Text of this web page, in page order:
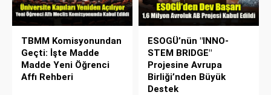
TBMM Komisyonundan
Geçti: İşte Madde
Madde Yeni Öğrenci
Affı Rehberi
ESOGÜ’nün "INNO-
STEM BRIDGE"
Projesine Avrupa
Birliği’nden Büyük
Destek